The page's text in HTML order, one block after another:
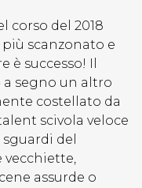
corso del 2018
scanzonato e
successo! Il
segno un altro
costellato da
scivola veloce
del
vecchiette,
assurde o